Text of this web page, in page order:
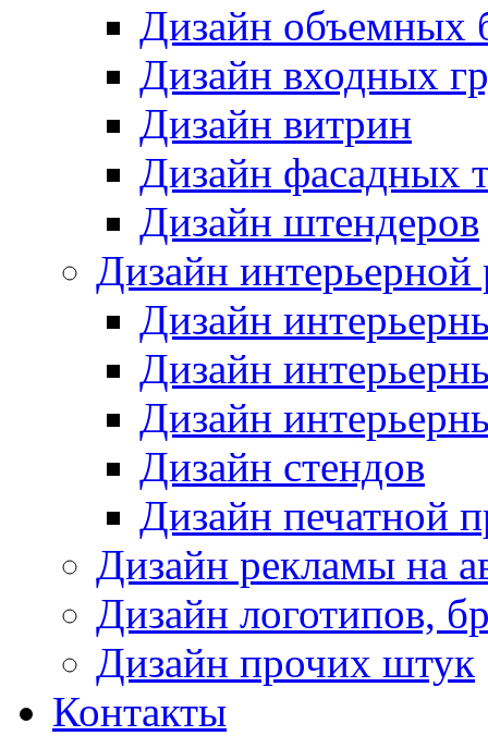
Дизайн объемных
Дизайн входных
Дизайн витрин
Дизайн фасадных
Дизайн штендеров
Дизайн интерьерной
Дизайн
Дизайн
Дизайн
Дизайн стендов
Дизайн печатной
Дизайн рекламы на
Дизайн логотипов,
Дизайн прочих штук
Контакты